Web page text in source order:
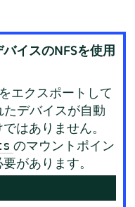
イスのNFSを使用
エクスポートして
デバイスが自動
はありません。
のマウントポイン
があります。